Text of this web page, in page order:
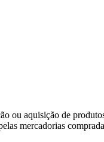
ou aquisição de
mercadorias